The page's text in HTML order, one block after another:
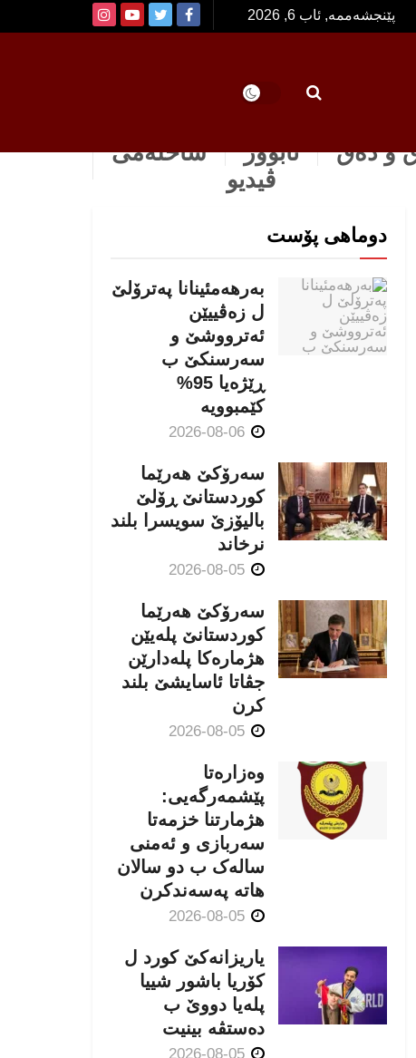
پێنجشەممە, ئاب 6, 2026
و دەق ئابوور
ساخله‌می
ڤیدیو
دوماهی پۆست
بەرهەمئینانا په‌ترۆلێ
ل زه‌ڤییێن
ئەترووشێ و
سەرسنكێ ب
ڕێژەیا 95%
كێمبوویە
سەرۆکێ هەرێما
کوردستانێ ڕۆلێ
بالیۆزێ سویسرا بلند
نرخاند
سەرۆکێ هەرێما
کوردستانێ پلەیێن
هژمارەكا پلەدارێن
جڤاتا ئاسایشێ بلند
كرن
وەزارەتا
پێشمەرگەیی:
هژمارتنا خزمەتا
سەربازی و ئەمنی
سالەک ب دو سالان
هاتە پەسەندكرن
یاریزانەكێ کورد ل
کۆریا باشور شییا
پلەیا دووێ ب
دەستڤە بینیت